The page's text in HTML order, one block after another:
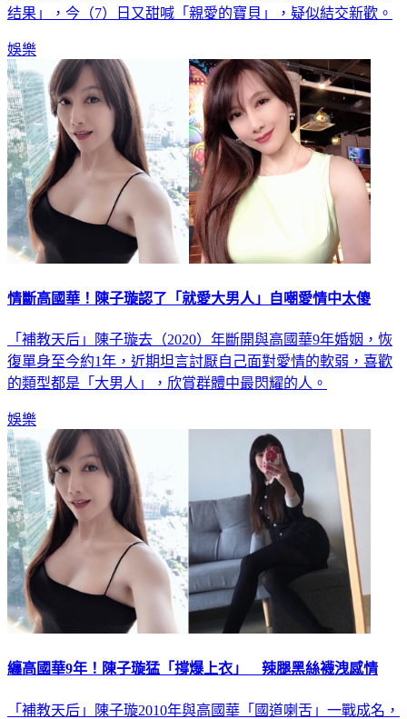
结果」，今（7）日又甜喊「親愛的寶貝」，疑似結交新歡。
娛樂
情斷高國華！陳子璇認了「就愛大男人」自嘲愛情中太傻
「補教天后」陳子璇去（2020）年斷開與高國華9年婚姻，恢
復單身至今約1年，近期坦言討厭自己面對愛情的軟弱，喜歡
的類型都是「大男人」，欣賞群體中最閃耀的人。
娛樂
纏高國華9年！陳子璇猛「撐爆上衣」 辣腿黑絲襪洩感情
「補教天后」陳子璇2010年與高國華「國道喇舌」一戰成名，